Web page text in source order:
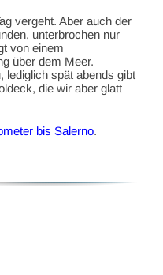
vergeht. Aber auch der
unterbrochen nur
von einem
über dem Meer.
lediglich spät abends gibt
die wir aber glatt
bis Salerno.